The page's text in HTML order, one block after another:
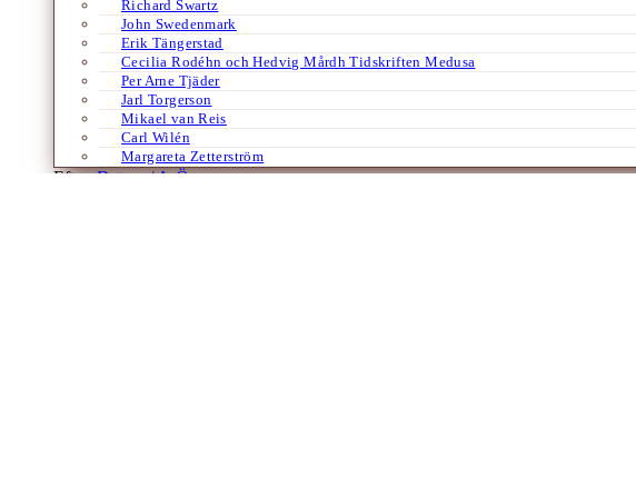
Richard Swartz
John Swedenmark
Erik Tängerstad
Cecilia Rodéhn och Hedvig Mårdh Tidskriften Medusa
Per Arne Tjäder
Jarl Torgerson
Mikael van Reis
Carl Wilén
Margareta Zetterström
Efter:Datum /A-Ö